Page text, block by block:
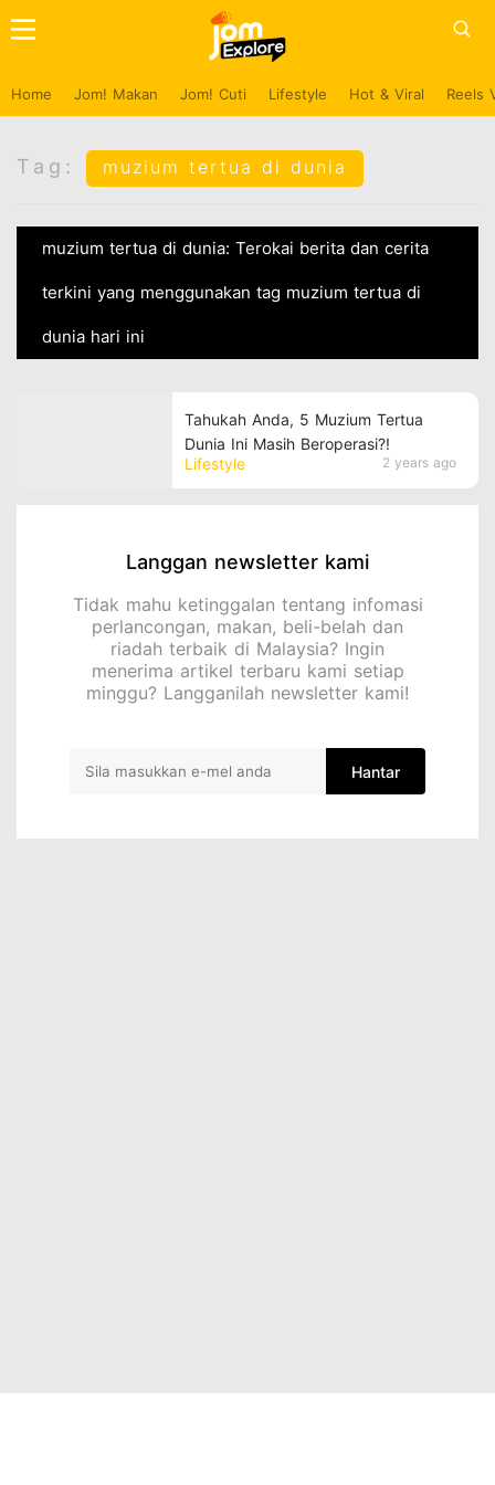
Home Jom! Makan Jom! Cuti Lifestyle Hot & Viral Reels
Tag: muzium tertua di dunia
muzium tertua di dunia: Terokai berita dan cerita
terkini yang menggunakan tag muzium tertua di
dunia hari ini
Lifestyle 2 years ago
Tahukah Anda, 5 Muzium Tertua
Dunia Ini Masih Beroperasi?!
Langgan newsletter kami
Tidak mahu ketinggalan tentang infomasi
perlancongan, makan, beli-belah dan
riadah terbaik di Malaysia? Ingin
menerima artikel terbaru kami setiap
minggu? Langganilah newsletter kami!
Hantar